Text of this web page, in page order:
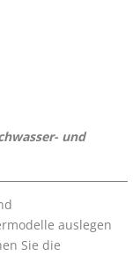
und
auslegen
Sie die